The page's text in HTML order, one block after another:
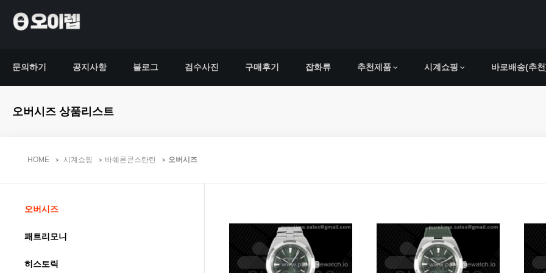
문의하기 공지사항 블로그 검수사진 구매후기 잡화류 추천제품 시계쇼핑 바로배송(추
오버시즈 상품리스트
HOME 시계쇼핑 바쉐론콘스탄틴 오버시즈
오버시즈
패트리모니
히스토릭